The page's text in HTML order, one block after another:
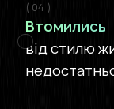
( 04 )
Втомились
від стилю